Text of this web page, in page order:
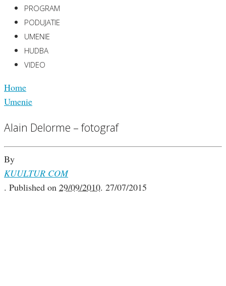
PROGRAM
PODUJATIE
UMENIE
HUDBA
VIDEO
Home
Umenie
Alain Delorme – fotograf
By
KUULTUR COM
. Published on 29/09/2010. 27/07/2015